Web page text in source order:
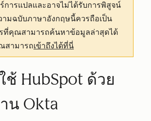
การแปลและอาจไม่ได้รับการพิสูจน์
มฉบับภาษาอังกฤษนี้ควรถือเป็น
ที่คุณสามารถค้นหาข้อมูลล่าสุดได้
สามารถเข้าถึงได้ที่นี่
ช้ HubSpot ด้วย
น Okta